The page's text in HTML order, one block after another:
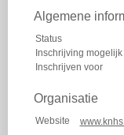
Algemene
Status
Inschrijving
Inschrijven voor
Organisatie
Website